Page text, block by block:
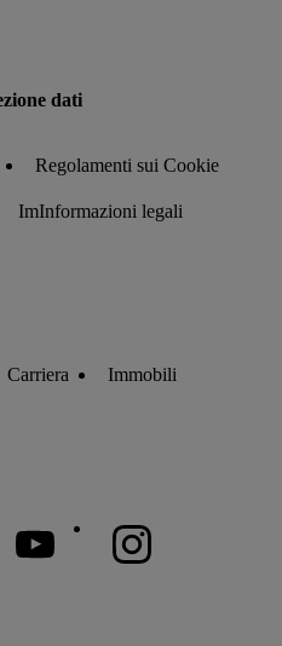
dati
Regolamenti sui Cookie
ImInformazioni legali
Carriera Immobili